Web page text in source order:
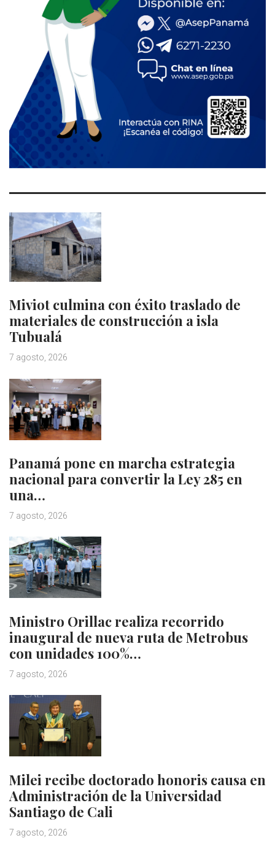
Miviot culmina con éxito traslado de
materiales de construcción a isla
Tubualá
7 agosto, 2026
Panamá pone en marcha estrategia
nacional para convertir la Ley 285 en
una…
7 agosto, 2026
Ministro Orillac realiza recorrido
inaugural de nueva ruta de Metrobus
con unidades 100%…
7 agosto, 2026
Milei recibe doctorado honoris causa en
Administración de la Universidad
Santiago de Cali
7 agosto, 2026